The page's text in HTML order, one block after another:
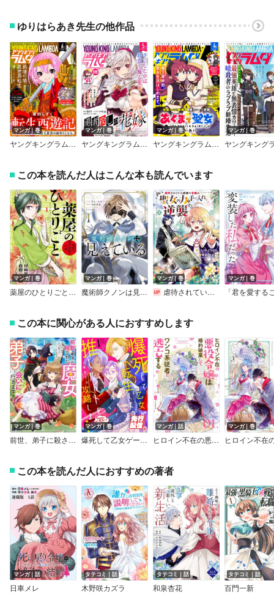
ゆりはらあき先生の他作品
マンガ｜巻
ヤングキングラムダ26号
マンガ｜巻
ヤングキングラムダ25号
マンガ｜巻
ヤングキングラムダ24号
マンガ｜巻
この本を読んだ人はこんな本も読んでいます
マンガ｜巻
薬屋のひとりごと～猫猫の後宮謎解き手帳～
マンガ｜巻
魔術師クノンは見えている
マンガ｜巻
虐待されていた商家の令嬢は聖女の力を手に入れ、無自覚に容赦なく逆襲する【電子単行本】
マンガ｜巻
この本に関心がある人におすすめします
マンガ｜巻
前世、弟子に殺された魔女ですが、呪われた弟子に会いに行きます（コミック）
マンガ｜巻
爆死して乙女ゲーに転生したので推しルートを攻略します！～初期設定を色々ミスったんだが！？～
マンガ｜話
ヒロイン不在の悪役令嬢は婚約破棄してワンコ系従者と逃亡する【単話】
マンガ｜巻
この本を読んだ人におすすめの著者
マンガ｜話
日車メレ
タテコミ｜話
木野咲カズラ
タテコミ｜話
和泉杏花
タテコミ｜話
百門一新